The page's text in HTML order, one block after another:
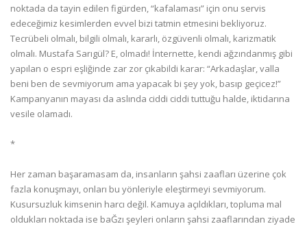
noktada da tayin edilen figürden, “kafalaması” için onu servis
edeceğimiz kesimlerden evvel bizi tatmin etmesini bekliyoruz.
Tecrübeli olmalı, bilgili olmalı, kararlı, özgüvenli olmalı, karizmatik
olmalı. Mustafa Sarıgül? E, olmadı! İnternette, kendi ağzındanmış gibi
yapılan o espri eşliğinde zar zor çıkabildi karar: “Arkadaşlar, valla
beni ben de sevmiyorum ama yapacak bi şey yok, basıp geçicez!”
Kampanyanın mayası da aslında ciddi ciddi tuttuğu halde, iktidarına
vesile olamadı.
*
Her zaman başaramasam da, insanların şahsi zaafları üzerine çok
fazla konuşmayı, onları bu yönleriyle eleştirmeyi sevmiyorum.
Kusursuzluk kimsenin harcı değil. Kamuya açıldıkları, topluma mal
oldukları noktada ise baĞzı şeyleri onların şahsi zaaflarından ziyade